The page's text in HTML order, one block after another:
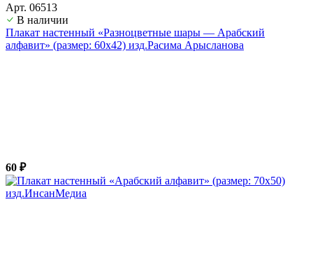
Арт. 06513
В наличии
Плакат настенный «Разноцветные шары — Арабский
алфавит» (размер: 60х42) изд.Расима Арысланова
60 ₽